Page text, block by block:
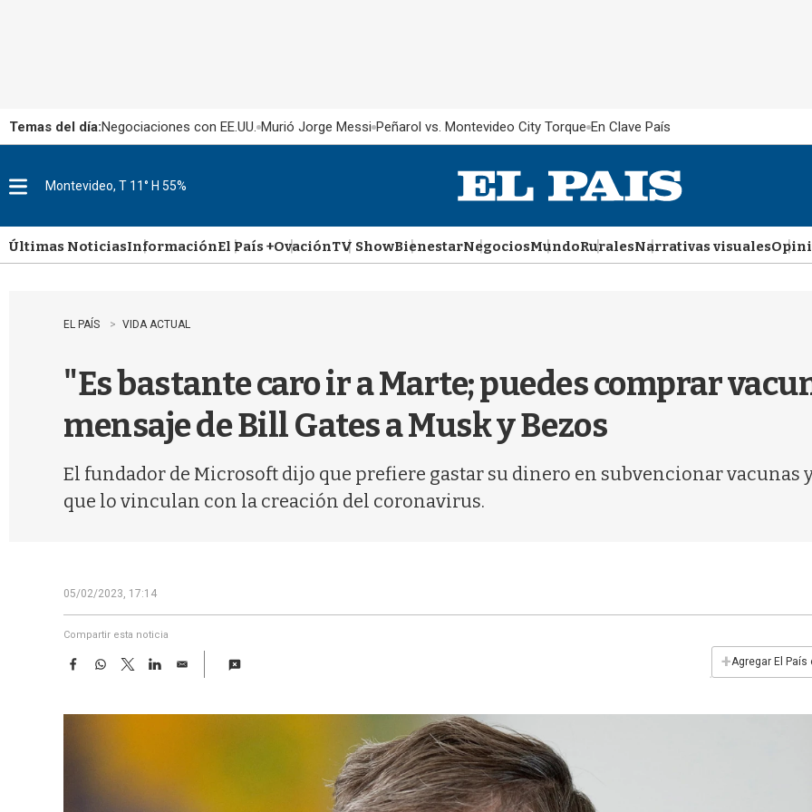
Temas del día:Negociaciones con EE.UU. Murió Jorge Messi Peñarol vs. Montevideo City Torque En Clave País
u
Montevideo, T 11° H 55%
Últimas NoticiasInformaciónEl País +OvaciónTV ShowBienestarNegociosMundoRuralesNarrativas visuales
EL PAÍS VIDA ACTUAL
"Es bastante caro ir a Marte; puedes comprar
mensaje de Bill Gates a Musk y Bezos
El fundador de Microsoft dijo que prefiere gastar su dinero en subvencionar vacunas
que lo vinculan con la creación del coronavirus.
05/02/2023, 17:14
Compartir esta noticia
F
e
W
t
T
w
t
L
k
E
i
+Agregar El País